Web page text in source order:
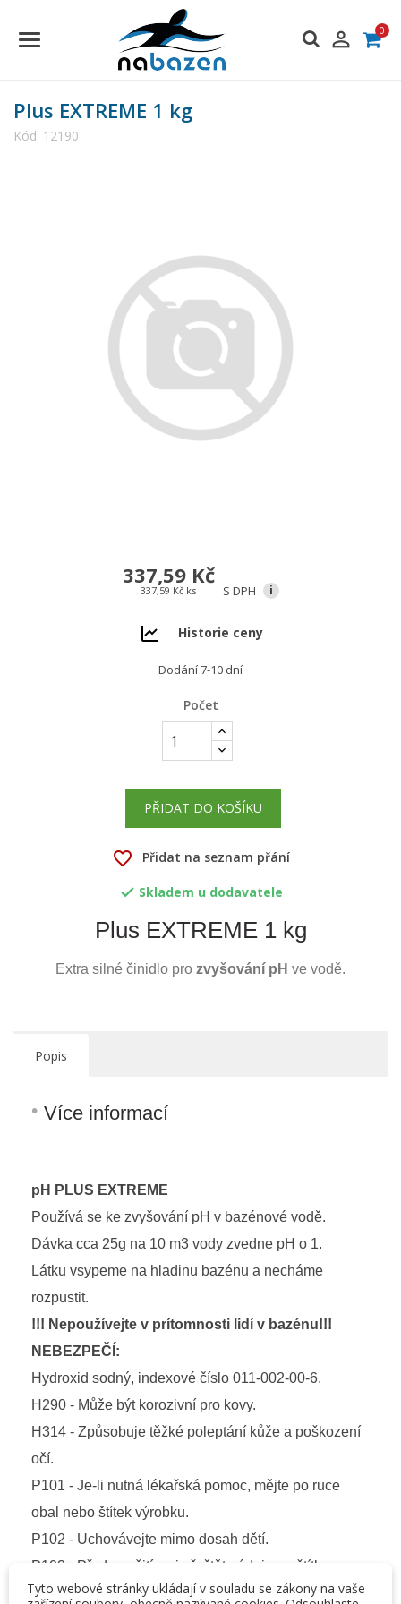
 0
Plus EXTREME 1 kg
Kód: 12190
337,59 Kč
337,59 Kč ks S DPH i
Historie ceny
Dodání 7-10 dní
Počet
PŘIDAT DO KOŠÍKU
favorite_border Přidat na seznam přání
 Skladem u dodavatele
Plus EXTREME 1 kg
Extra silné činidlo pro zvyšování pH ve vodě.
Popis
Více informací
pH PLUS EXTREME
Používá se ke zvyšování pH v bazénové vodě.
Dávka cca 25g na 10 m3 vody zvedne pH o 1.
Látku vsypeme na hladinu bazénu a necháme
rozpustit.
!!! Nepoužívejte v prítomnosti lidí v bazénu!!!
NEBEZPEČÍ:
Hydroxid sodný, indexové číslo 011-002-00-6.
H290 - Může být korozivní pro kovy.
H314 - Způsobuje těžké poleptání kůže a poškození
očí.
P101 - Je-li nutná lékařská pomoc, mějte po ruce
obal nebo štítek výrobku.
P102 - Uchovávejte mimo dosah dětí.
P103 - Před použitím si přečtěte údaje na štítku.
P280 - Používejte ochranné rukavice/ochranný
Tyto webové stránky ukládají v souladu se zákony na vaše